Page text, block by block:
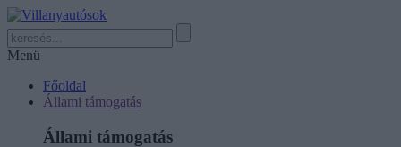
Menü
Főoldal
Állami támogatás
Állami támogatás